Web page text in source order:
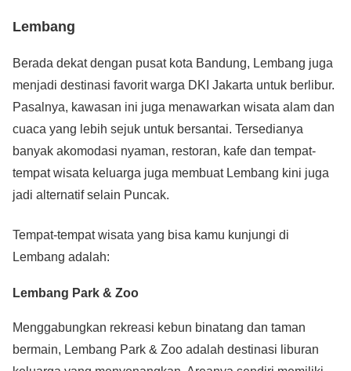
Lembang
Berada dekat dengan pusat kota Bandung, Lembang juga
menjadi destinasi favorit warga DKI Jakarta untuk berlibur.
Pasalnya, kawasan ini juga menawarkan wisata alam dan
cuaca yang lebih sejuk untuk bersantai. Tersedianya
banyak akomodasi nyaman, restoran, kafe dan tempat-
tempat wisata keluarga juga membuat Lembang kini juga
jadi alternatif selain Puncak.
Tempat-tempat wisata yang bisa kamu kunjungi di
Lembang adalah:
Lembang Park & Zoo
Menggabungkan rekreasi kebun binatang dan taman
bermain, Lembang Park & Zoo adalah destinasi liburan